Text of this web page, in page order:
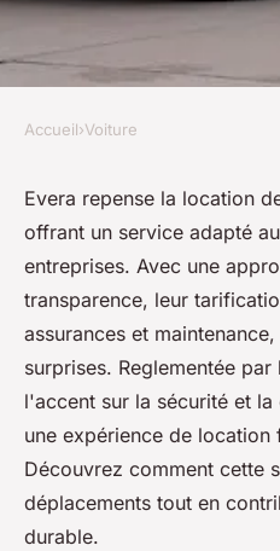
Evera :
location de
électriques
Esteban•4 mars 2026•6 min
Accueil›Voiture
Evera repense la location
offrant un service adapté
entreprises. Avec une
transparence, leur
assurances et
surprises. Reglementée par
l'accent sur la sécurité et
une expérience de
Découvrez comment cette
déplacements tout en
durable.